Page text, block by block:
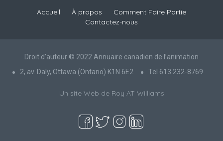
Accueil À propos
Comment Faire Partie
Contactez-nous
Droit d’auteur © 2022 Annuaire canadien de l’animation
2, av. Daly, Ottawa (Ontario) K1N 6E2
Tel 613 232-8769
Un site Web de Roy AT Williams